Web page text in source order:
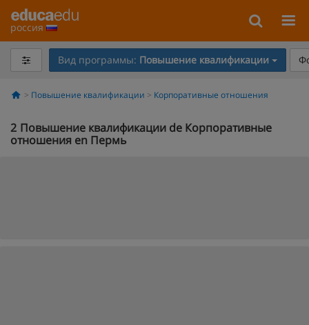
россия
Вид программы: Повышение квалификации
Повышение квалификации Корпоративные отношения
2 Повышение квалификации de Корпоративные
отношения en Пермь